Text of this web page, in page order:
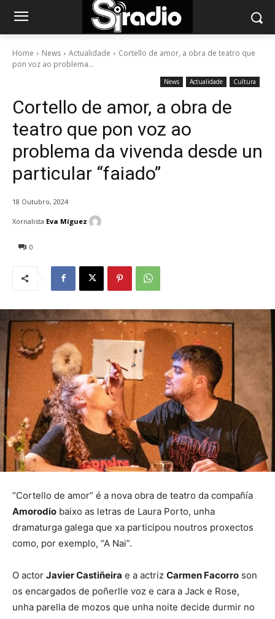
Home News Actualidade
Cortello de amor, a obra de teatro que
pon voz ao problema...
News Actualidade Cultura
Cortello de amor, a obra de
teatro que pon voz ao
problema da vivenda desde un
particular “faiado”
18 Outubro, 2024
0
Xornalista Eva Míguez
“Cortello de amor” é a nova obra de teatro da compañía
Amorodio baixo as letras de Laura Porto, unha
dramaturga galega que xa participou noutros proxectos
como, por exemplo, “A Nai”.
O actor Javier Castiñeira e a actriz Carmen Facorro son
os encargados de poñerlle voz e cara a Jack e Rose,
unha parella de mozos que unha noite decide durmir no